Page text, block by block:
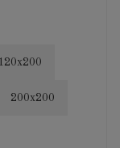
120x200
200x200